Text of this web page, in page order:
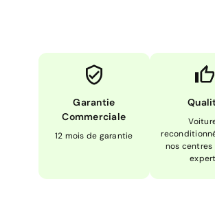
Garantie
Commerciale
12 mois de garantie
nos centres